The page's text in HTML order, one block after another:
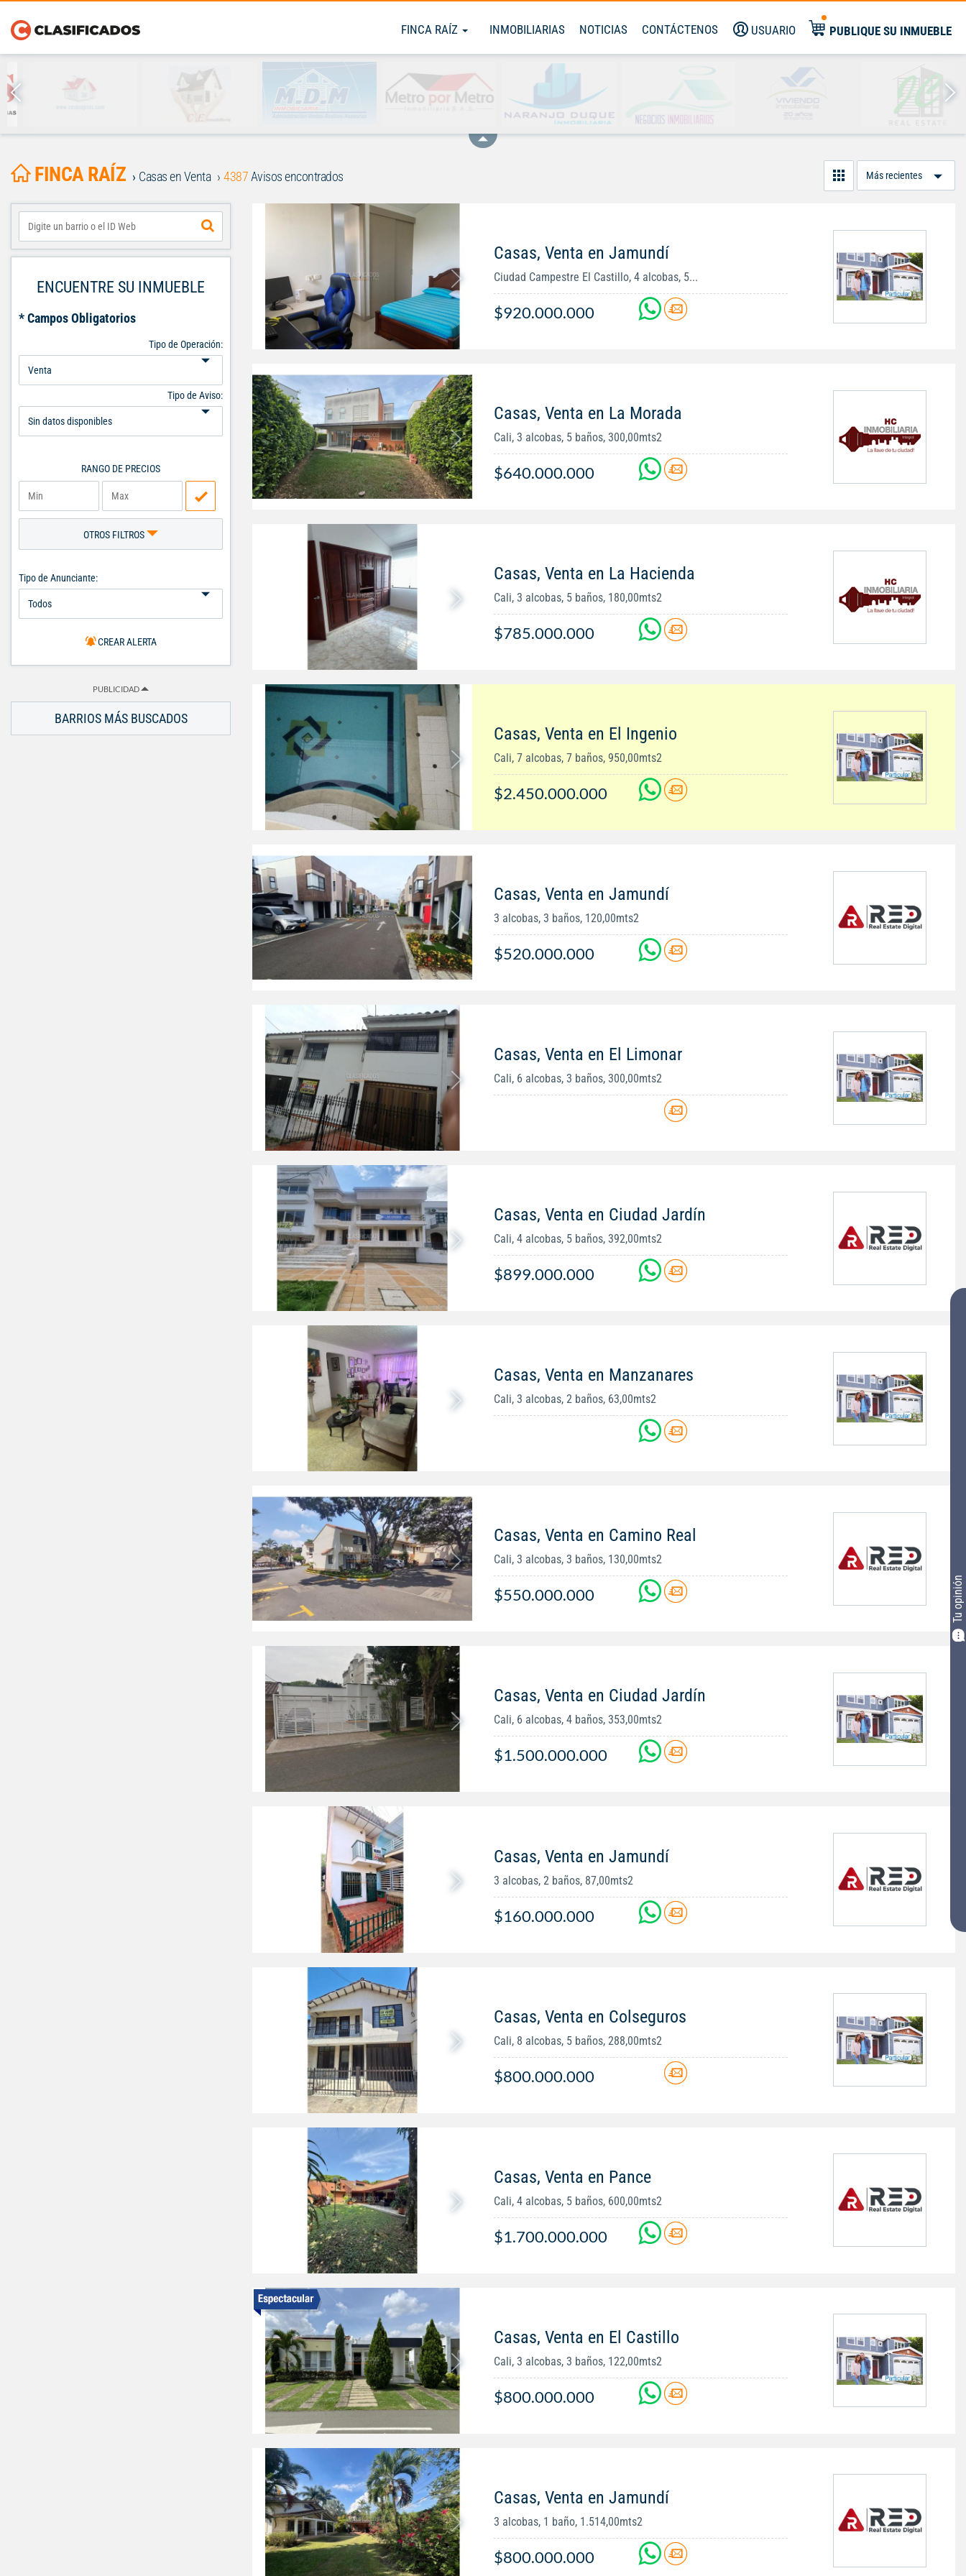
FINCA RAÍZ INMOBILIARIAS NOTICIAS CONTÁCTENOS USUARIO PUBLIQUE SU INMUEBLE
Tu opinión
FINCA RAÍZ Casas en Venta 4387Avisos encontrados
Casas, Venta en Jamundí
Ciudad Campestre El Castillo, 4 alcobas, 5...
$920.000.000
Casas, Venta en La Morada
Cali, 3 alcobas, 5 baños, 300,00mts2
$640.000.000
Casas, Venta en La Hacienda
Cali, 3 alcobas, 5 baños, 180,00mts2
$785.000.000
Casas, Venta en El Ingenio
Cali, 7 alcobas, 7 baños, 950,00mts2
$2.450.000.000
Casas, Venta en Jamundí
3 alcobas, 3 baños, 120,00mts2
$520.000.000
Casas, Venta en El Limonar
Cali, 6 alcobas, 3 baños, 300,00mts2
Casas, Venta en Ciudad Jardín
Cali, 4 alcobas, 5 baños, 392,00mts2
$899.000.000
Casas, Venta en Manzanares
Cali, 3 alcobas, 2 baños, 63,00mts2
Casas, Venta en Camino Real
Cali, 3 alcobas, 3 baños, 130,00mts2
$550.000.000
Casas, Venta en Ciudad Jardín
Cali, 6 alcobas, 4 baños, 353,00mts2
$1.500.000.000
Casas, Venta en Jamundí
3 alcobas, 2 baños, 87,00mts2
$160.000.000
Casas, Venta en Colseguros
Cali, 8 alcobas, 5 baños, 288,00mts2
$800.000.000
Casas, Venta en Pance
Cali, 4 alcobas, 5 baños, 600,00mts2
$1.700.000.000
Casas, Venta en El Castillo
Cali, 3 alcobas, 3 baños, 122,00mts2
$800.000.000
Casas, Venta en Jamundí
3 alcobas, 1 baño, 1.514,00mts2
$800.000.000
ENCUENTRE SU INMUEBLE
* Campos Obligatorios
Tipo de Operación:
Tipo de Aviso:
RANGO DE PRECIOS
OTROS FILTROS
Tipo de Anunciante:
CREAR ALERTA
PUBLICIDAD
BARRIOS MÁS BUSCADOS